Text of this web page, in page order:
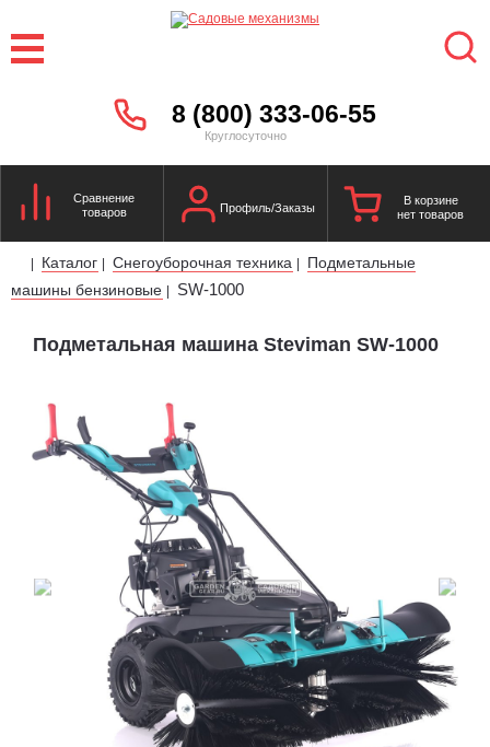
8 (800) 333-06-55
Круглосуточно
Сравнение
товаров
Профиль/Заказы
В корзине
нет товаров
| Каталог | Снегоуборочная техника |
Подметальные
машины бензиновые | SW-1000
Подметальная машина Steviman SW-1000